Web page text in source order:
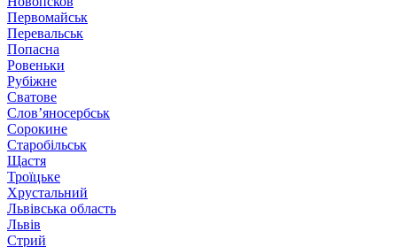
Первомайськ
Перевальськ
Попасна
Ровеньки
Рубіжне
Сватове
Слов’яносербськ
Сорокине
Старобільськ
Щастя
Троїцьке
Хрустальний
Львівська область
Львів
Стрий